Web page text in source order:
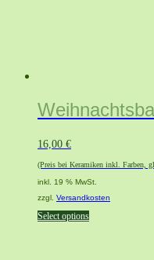
16,00 €
(Preis bei Keramiken inkl. Farben,
inkl. 19 % MwSt.
zzgl. Versandkosten
Select options